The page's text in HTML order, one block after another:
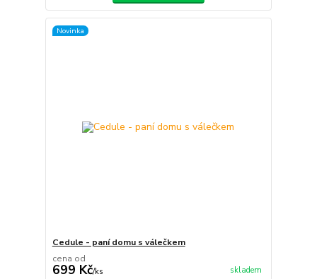
Novinka
Cedule - paní domu s válečkem
cena od
699 Kč/ks skladem